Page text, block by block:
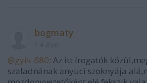
bogmaty
@gyik-680: Az itt írogatók
szaladnának anyuci szoknyája